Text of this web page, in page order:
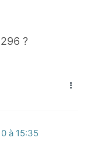
?
à 15:35